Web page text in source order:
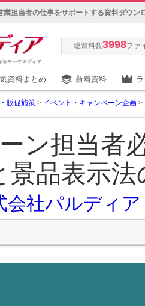
業担当者の仕事をサポートする資料ダウン
総資料数3998ファ
資料まとめ 新着資料
販促施策 > イベント・キャンペーン企画 >
ン担当者
景品表示法
会社パルディア